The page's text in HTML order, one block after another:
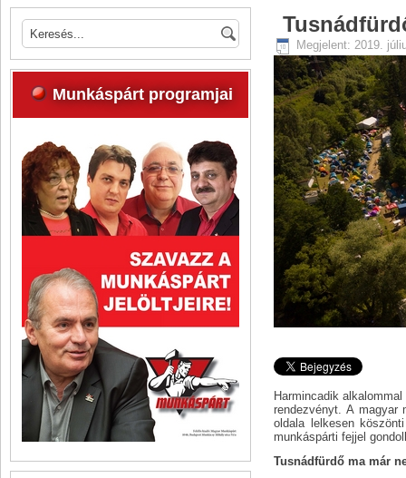
Munkáspárt programjai
Megjelent: 2019.
Harmincadik
rendezvényt. A magyar
oldala lelkesen
munkáspárti fejjel
Tusnádfürdő ma már